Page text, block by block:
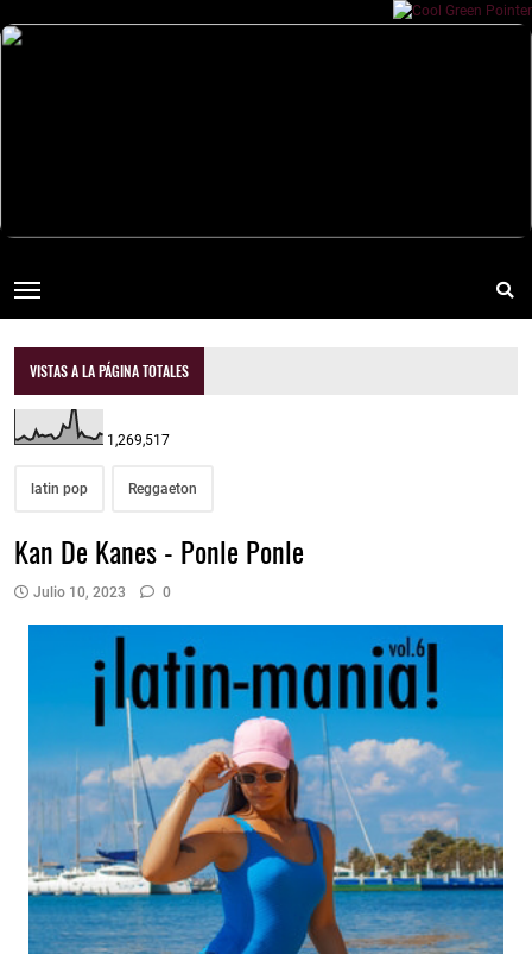
VISTAS A LA PÁGINA TOTALES
1,269,517
latin pop Reggaeton
Kan De Kanes - Ponle Ponle
Julio 10, 2023 0